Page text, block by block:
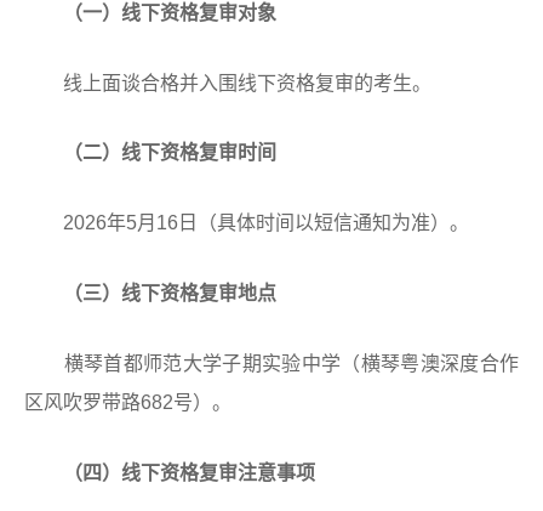
（一） 线下资格复审对象
线上面谈合格并入围线下资格复审的考生。
（二） 线下资格复审时间
2026年5月16日（具体时间以短信通知为准）。
（三）线下资格复审地点
横琴首都师范大学子期实验中学（横琴粤澳深度合作
区风吹罗带路682号）。
（四）线下资格复审注意事项